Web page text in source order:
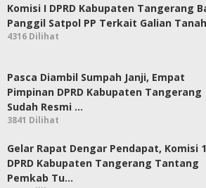
Komisi I DPRD Kabupaten Tangerang
Panggil Satpol PP Terkait Galian
4316 Dilihat
Pasca Diambil Sumpah Janji, Empat
Pimpinan DPRD Kabupaten Tangerang
Sudah Resmi …
3841 Dilihat
Gelar Rapat Dengar Pendapat, Komisi 1
DPRD Kabupaten Tangerang Tantang
Pemkab Tu…